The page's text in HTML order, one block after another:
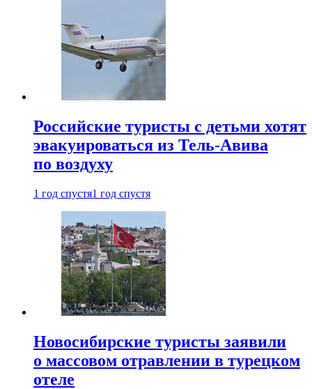
Российские туристы с детьми хотят
эвакуироваться из Тель-Авива
по воздуху
1 год спустя1 год спустя
Новосибирские туристы заявили
о массовом отравлении в турецком
отеле